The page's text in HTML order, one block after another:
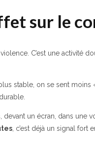
sur le
C’est une activité
stable, on se sent moins
un écran, dans une
, c’est déjà un signal fort